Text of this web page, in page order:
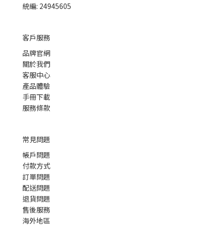
統編: 24945605
客戶服務
品牌官網
關於我們
客服中心
產品體驗
手冊下載
服務條款
常見問題
帳戶問題
付款方式
訂單問題
配送問題
退貨問題
售後服務
海外地區